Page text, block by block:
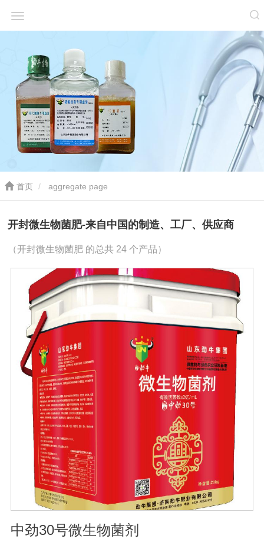
首页 aggregate page
开封微生物菌肥-来自中国的制造、工厂、供应商
（开封微生物菌肥 的总共 24 个产品）
中劲30号微生物菌剂